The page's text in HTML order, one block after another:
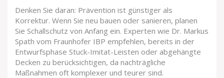
Denken Sie daran: Prävention ist günstiger als
Korrektur. Wenn Sie neu bauen oder sanieren, planen
Sie Schallschutz von Anfang ein. Experten wie Dr. Markus
Spath vom Fraunhofer IBP empfehlen, bereits in der
Entwurfsphase Stuck-Imitat-Leisten oder abgehängte
Decken zu berücksichtigen, da nachträgliche
Maßnahmen oft komplexer und teurer sind.